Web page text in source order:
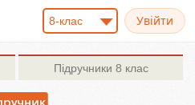
8-клас
Підручники 8 клас